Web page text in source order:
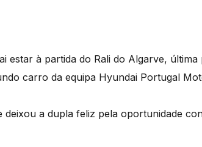
estar à partida do Rali do Algarve, última
carro da equipa Hyundai Portugal
a dupla feliz pela oportunidade